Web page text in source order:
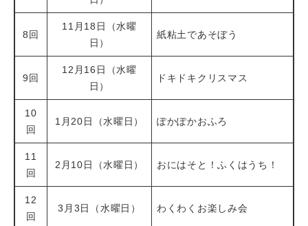
8回
11月18日（水曜
日）
紙粘土であそぼう
9回
12月16日（水曜
日）
ドキドキクリスマス
10
回
1月20日（水曜日） ぽかぽかおふろ
11
回
2月10日（水曜日） おにはそと！ふくはうち！
12
回
3月3日（水曜日） わくわくお楽しみ会